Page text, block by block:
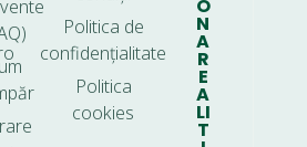
Politica de
confidențialitate
Politica
cookies
O
N
A
R
E
A
LI
T